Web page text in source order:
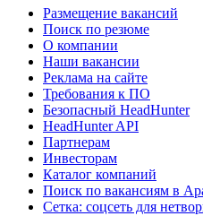
Размещение вакансий
Поиск по резюме
О компании
Наши вакансии
Реклама на сайте
Требования к ПО
Безопасный HeadHunter
HeadHunter API
Партнерам
Инвесторам
Каталог компаний
Поиск по вакансиям в
Сетка: соцсеть для